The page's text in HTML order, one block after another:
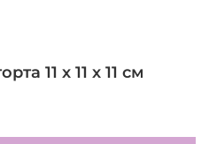
11 х 11 х 11 см